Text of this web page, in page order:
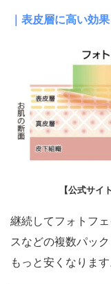
｜表皮層に高い効
【公式サイト
継続してフォトフ
スなどの複数パッ
もっと安くなります